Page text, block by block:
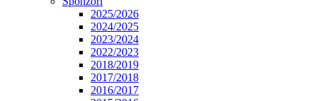
2025/2026
2024/2025
2023/2024
2022/2023
2018/2019
2017/2018
2016/2017